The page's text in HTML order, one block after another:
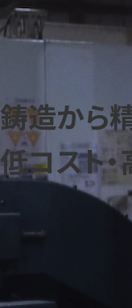
高精度金属加工への探
鋳造から
低コスト
当社は確かな技術と
造部門と連携すること
で、低コスト・高品質
作りたい」という想い